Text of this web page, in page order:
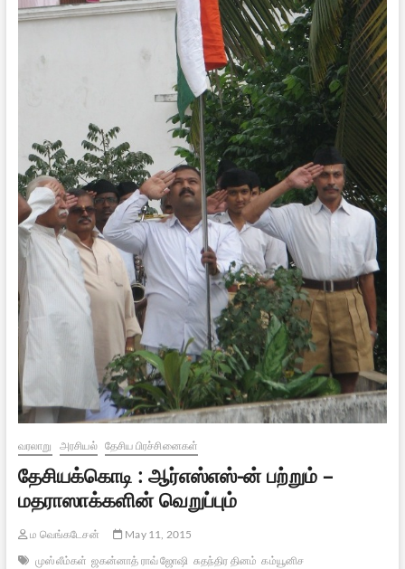
வரலாறு அரசியல் தேசிய பிரச்சினைகள்
தேசியக்கொடி : ஆர்எஸ்எஸ்-ன் பற்றும் –
மதராஸாக்களின் வெறுப்பும்
ம வெங்கடேசன்
May 11, 2015
முஸ்லீம்கள் ஜகன்னாத் ராவ் ஜோஷி சுதந்திர தினம் கம்யூனிச